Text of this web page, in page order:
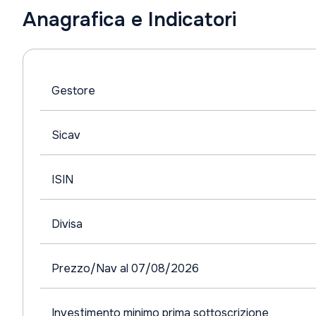
Anagrafica e Indicatori
Gestore
Sicav
ISIN
Divisa
Prezzo/Nav al 07/08/2026
Investimento minimo prima sottoscrizione